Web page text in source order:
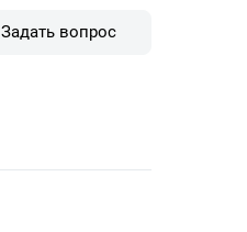
Задать вопрос